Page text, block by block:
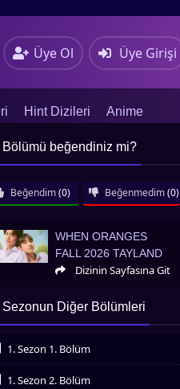
Üye Ol Üye Girişi
Hint Dizileri Anime
Bölümü beğendiniz mi?
Beğendim (0) Beğenmedim (0)
Oranges Fall 2026 Tayland
WHEN ORANGES
FALL 2026 TAYLAND
Dizinin Sayfasına Git
Sezonun Diğer Bölümleri
1. Sezon 1. Bölüm
1. Sezon 2. Bölüm